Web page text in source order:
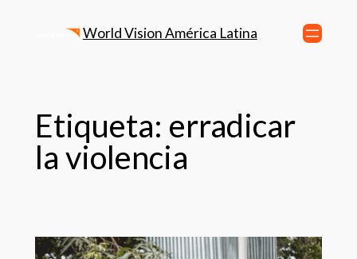
World Vision América Latina
Etiqueta: erradicar
la violencia